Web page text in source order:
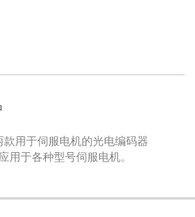
用于伺服电机的光电编码器
用于各种型号伺服电机。